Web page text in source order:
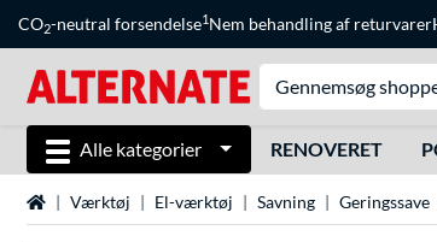
CO2-neutral forsendelse1Nem behandling af returvarer
Alle kategorier RENOVERET
StartsideVærktøj El-værktøj Savning Geringssave